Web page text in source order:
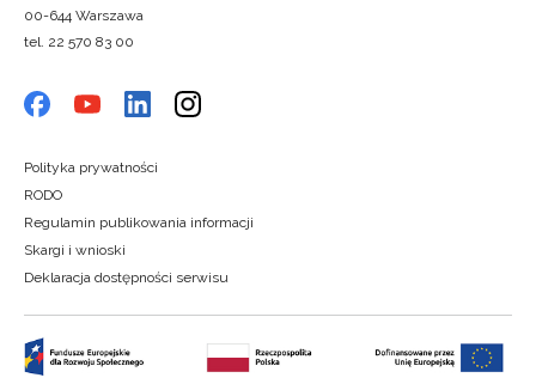
00-644 Warszawa
tel. 22 570 83 00
Polityka prywatności
RODO
Regulamin publikowania informacji
Skargi i wnioski
Deklaracja dostępności serwisu